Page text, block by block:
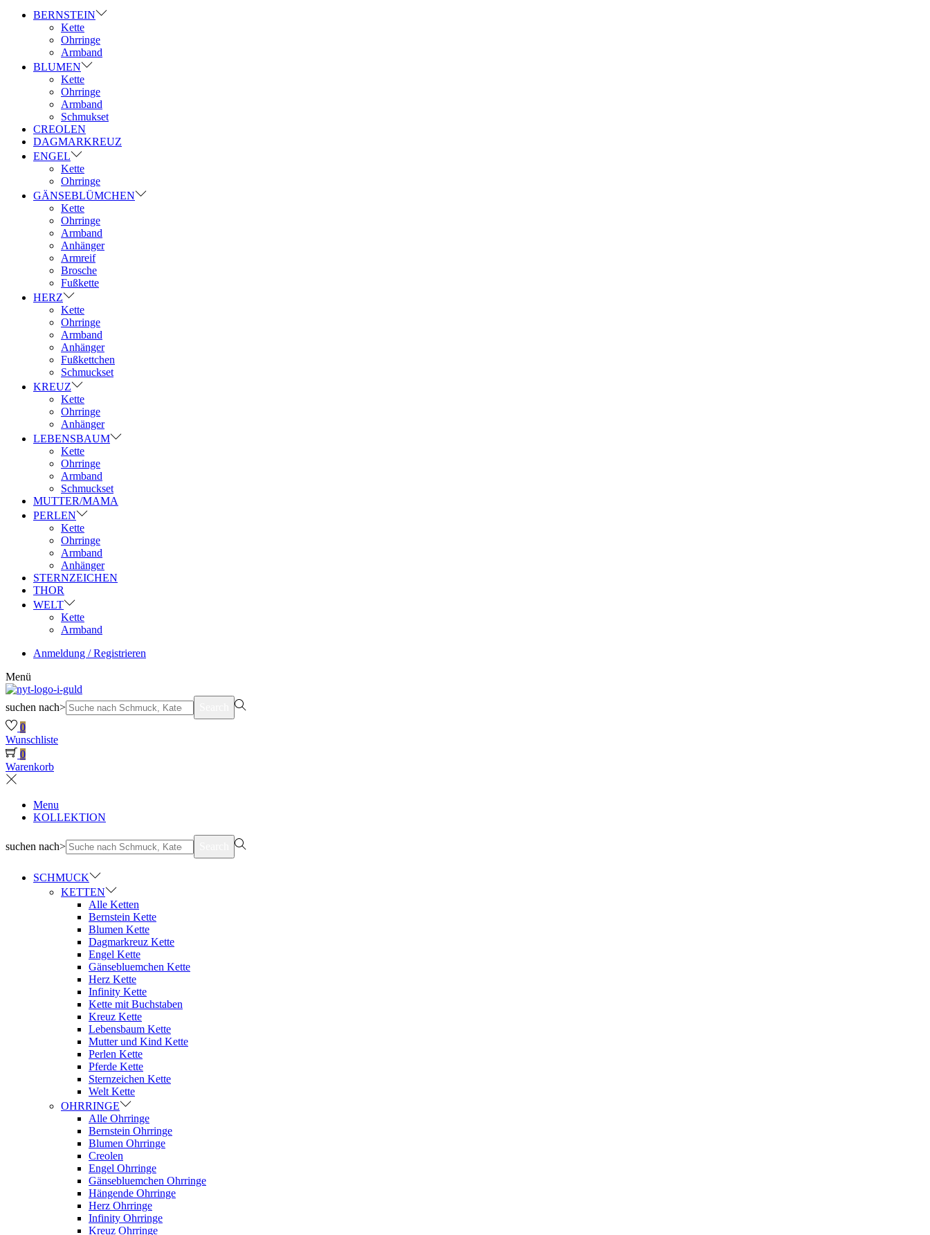
BERNSTEIN
Kette
Ohrringe
Armband
BLUMEN
Kette
Ohrringe
Armband
Schmukset
CREOLEN
DAGMARKREUZ
ENGEL
Kette
Ohrringe
GÄNSEBLÜMCHEN
Kette
Ohrringe
Armband
Anhänger
Armreif
Brosche
Fußkette
HERZ
Kette
Ohrringe
Armband
Anhänger
Fußkettchen
Schmuckset
KREUZ
Kette
Ohrringe
Anhänger
LEBENSBAUM
Kette
Ohrringe
Armband
Schmuckset
MUTTER/MAMA
PERLEN
Kette
Ohrringe
Armband
Anhänger
STERNZEICHEN
THOR
WELT
Kette
Armband
Anmeldung / Registrieren
Menü
suchen nach>
0
Wunschliste
0
Warenkorb
Menu
KOLLEKTION
suchen nach>
SCHMUCK
KETTEN
Alle Ketten
Bernstein Kette
Blumen Kette
Dagmarkreuz Kette
Engel Kette
Gänsebluemchen Kette
Herz Kette
Infinity Kette
Kette mit Buchstaben
Kreuz Kette
Lebensbaum Kette
Mutter und Kind Kette
Perlen Kette
Pferde Kette
Sternzeichen Kette
Welt Kette
OHRRINGE
Alle Ohrringe
Bernstein Ohrringe
Blumen Ohrringe
Creolen
Engel Ohrringe
Gänsebluemchen Ohrringe
Hängende Ohrringe
Herz Ohrringe
Infinity Ohrringe
Kreuz Ohrringe